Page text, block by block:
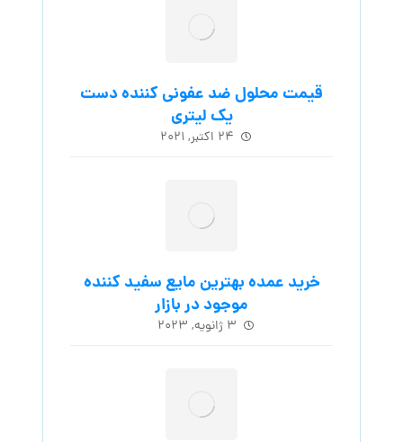
قیمت محلول ضد عفونی کننده دست
یک لیتری
۲۴ اکتبر, ۲۰۲۱
خرید عمده بهترین مایع سفید کننده
موجود در بازار
۳ ژانویه, ۲۰۲۳